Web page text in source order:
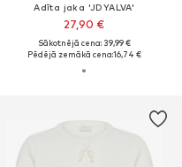
Adīta jaka 'JDYALVA'
27,90 €
Sākotnējā cena: 39,99 €
Pēdējā zemākā cena:16,74 €